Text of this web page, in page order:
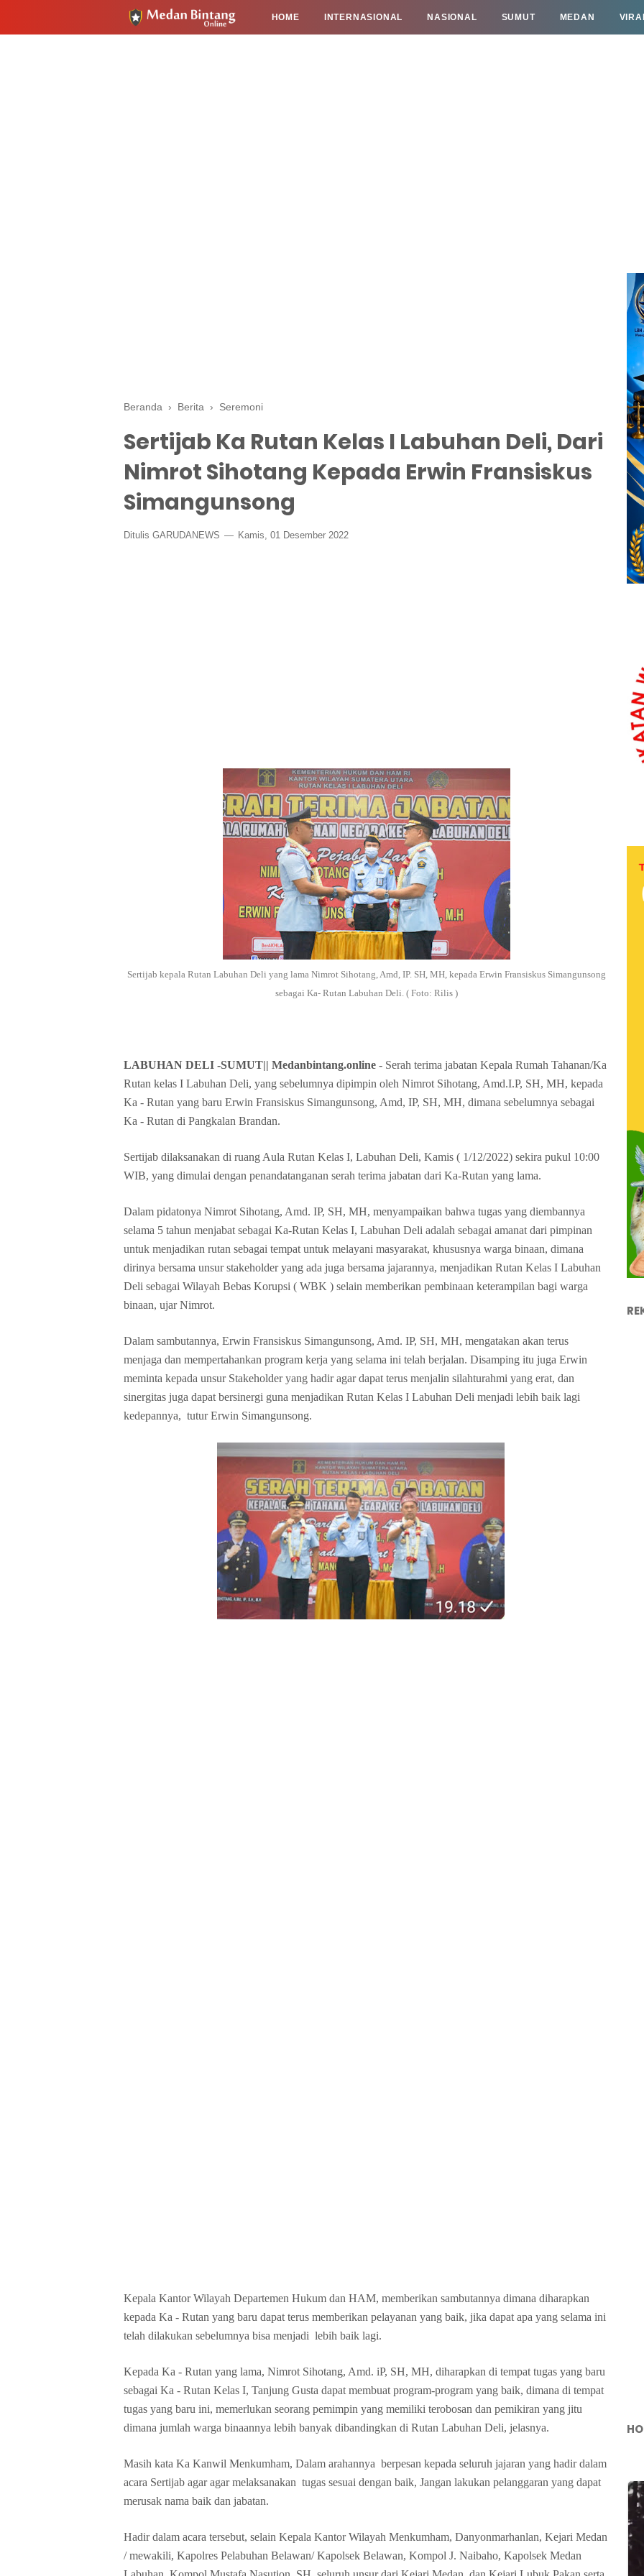
HOME INTERNASIONAL NASIONAL SUMUT MEDAN
Beranda › Berita › Seremoni
Sertijab Ka Rutan Kelas I Labuhan Deli, Dari
Nimrot Sihotang Kepada Erwin Fransiskus
Simangunsong
Ditulis GARUDANEWS Kamis, 01 Desember 2022
Sertijab kepala Rutan Labuhan Deli yang lama Nimrot Sihotang, Amd, IP. SH, MH, kepada Erwin Fransiskus Simangunsong
sebagai Ka- Rutan Labuhan Deli. ( Foto: Rilis )
LABUHAN DELI -SUMUT|| Medanbintang.online - Serah terima jabatan Kepala Rumah Tahanan/Ka
Rutan kelas I Labuhan Deli, yang sebelumnya dipimpin oleh Nimrot Sihotang, Amd.I.P, SH, MH, kepada
Ka - Rutan yang baru Erwin Fransiskus Simangunsong, Amd, IP, SH, MH, dimana sebelumnya sebagai
Ka - Rutan di Pangkalan Brandan.
Sertijab dilaksanakan di ruang Aula Rutan Kelas I, Labuhan Deli, Kamis ( 1/12/2022) sekira pukul 10:00
WIB, yang dimulai dengan penandatanganan serah terima jabatan dari Ka-Rutan yang lama.
Dalam pidatonya Nimrot Sihotang, Amd. IP, SH, MH, menyampaikan bahwa tugas yang diembannya
selama 5 tahun menjabat sebagai Ka-Rutan Kelas I, Labuhan Deli adalah sebagai amanat dari pimpinan
untuk menjadikan rutan sebagai tempat untuk melayani masyarakat, khususnya warga binaan, dimana
dirinya bersama unsur stakeholder yang ada juga bersama jajarannya, menjadikan Rutan Kelas I Labuhan
Deli sebagai Wilayah Bebas Korupsi ( WBK ) selain memberikan pembinaan keterampilan bagi warga
binaan, ujar Nimrot.
Dalam sambutannya, Erwin Fransiskus Simangunsong, Amd. IP, SH, MH, mengatakan akan terus
menjaga dan mempertahankan program kerja yang selama ini telah berjalan. Disamping itu juga Erwin
meminta kepada unsur Stakeholder yang hadir agar dapat terus menjalin silahturahmi yang erat, dan
sinergitas juga dapat bersinergi guna menjadikan Rutan Kelas I Labuhan Deli menjadi lebih baik lagi
kedepannya, tutur Erwin Simangunsong.
Kepala Kantor Wilayah Departemen Hukum dan HAM, memberikan sambutannya dimana diharapkan
kepada Ka - Rutan yang baru dapat terus memberikan pelayanan yang baik, jika dapat apa yang selama ini
telah dilakukan sebelumnya bisa menjadi lebih baik lagi.
Kepada Ka - Rutan yang lama, Nimrot Sihotang, Amd. iP, SH, MH, diharapkan di tempat tugas yang baru
sebagai Ka - Rutan Kelas I, Tanjung Gusta dapat membuat program-program yang baik, dimana di tempat
tugas yang baru ini, memerlukan seorang pemimpin yang memiliki terobosan dan pemikiran yang jitu
dimana jumlah warga binaannya lebih banyak dibandingkan di Rutan Labuhan Deli, jelasnya.
Masih kata Ka Kanwil Menkumham, Dalam arahannya berpesan kepada seluruh jajaran yang hadir dalam
acara Sertijab agar agar melaksanakan tugas sesuai dengan baik, Jangan lakukan pelanggaran yang dapat
merusak nama baik dan jabatan.
Hadir dalam acara tersebut, selain Kepala Kantor Wilayah Menkumham, Danyonmarhanlan, Kejari Medan
/ mewakili, Kapolres Pelabuhan Belawan/ Kapolsek Belawan, Kompol J. Naibaho, Kapolsek Medan